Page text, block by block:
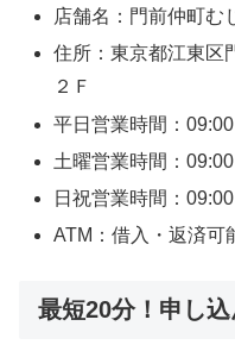
店舗名：門前仲町む
住所：東京都江東区
２Ｆ
平日営業時間：
土曜営業時間：
日祝営業時間：
ATM：借入・返済可
最短20分！申し